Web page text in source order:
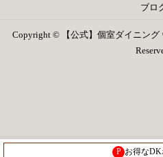
ブロ
Copyright © 【公式】個室ダイニン
P お得なDK